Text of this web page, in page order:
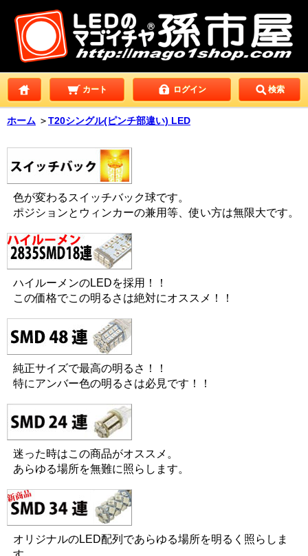
カート ログイン 検索
ホーム ＞T20シングル(ピンチ部違い) LED
色が変わるスイッチバック球です。
ポジションとウィンカーの兼用等、使い方は無限大です。
ハイルーメンのLEDを採用！！
この価格でこの明るさは絶対にオススメ！！
純正サイズで最高の明るさ！！
特にアンバー色の明るさは必見です！！
迷った時はこの商品がオススメ。
あらゆる場所を無難に照らします。
オリジナルのLED配列であらゆる場所を明るく照らしま